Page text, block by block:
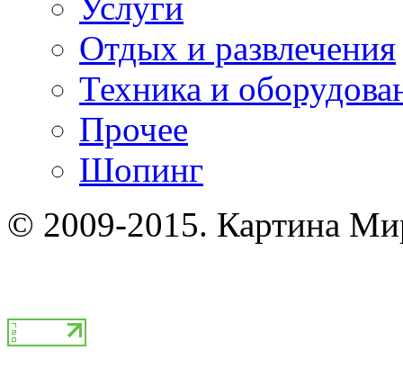
Отдых и развлечения
Техника и
Прочее
Шопинг
© 2009-2015. Картина